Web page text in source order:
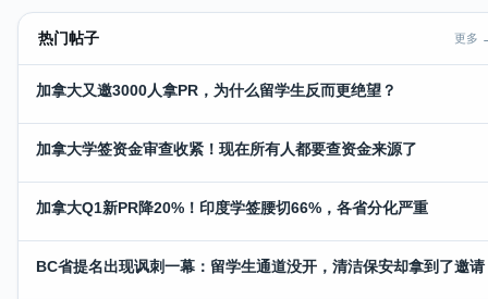
热门帖子 更多
加拿大又邀3000人拿PR，为什么留学生反而更绝望？
加拿大学签资金审查收紧！现在所有人都要查资金来源了
加拿大Q1新PR降20%！印度学签腰切66%，各省分化严重
BC省提名出现讽刺一幕：留学生通道没开，清洁保安却拿到了邀请